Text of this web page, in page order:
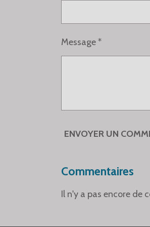
Message *
ENVOYER UN
Commentaires
Il n'y a pas encore de